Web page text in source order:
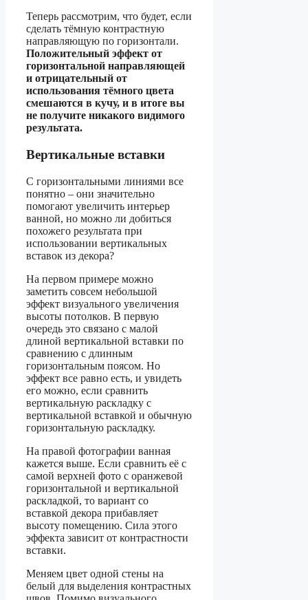
Теперь рассмотрим, что будет, если
сделать тёмную контрастную
направляющую по горизонтали.
Положительный эффект от
горизонтальной направляющей
и отрицательный от
использования тёмного цвета
смешаются в кучу, и в итоге вы
не получите никакого видимого
результата.
Вертикальные вставки
С горизонтальными линиями все
понятно – они значительно
помогают увеличить интерьер
ванной, но можно ли добиться
похожего результата при
использовании вертикальных
вставок из декора?
На первом примере можно
заметить совсем небольшой
эффект визуального увеличения
высоты потолков. В первую
очередь это связано с малой
длиной вертикальной вставки по
сравнению с длинным
горизонтальным поясом. Но
эффект все равно есть, и увидеть
его можно, если сравнить
вертикальную раскладку с
вертикальной вставкой и обычную
горизонтальную раскладку.
На правой фотографии ванная
кажется выше. Если сравнить её с
самой верхней фото с оранжевой
горизонтальной и вертикальной
раскладкой, то вариант со
вставкой декора прибавляет
высоту помещению. Сила этого
эффекта зависит от контрастности
вставки.
Меняем цвет одной стены на
белый для выделения контрастных